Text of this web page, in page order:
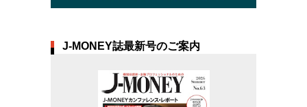
J-MONEY誌最新号のご案内